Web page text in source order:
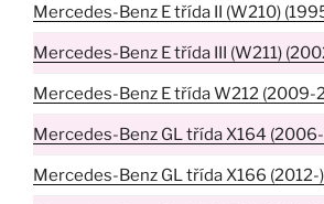
Mercedes-Benz E třída II (W210)
Mercedes-Benz E třída III (W211)
Mercedes-Benz E třída W212 (2009-
Mercedes-Benz GL třída X164
Mercedes-Benz GL třída X166 (2012-)